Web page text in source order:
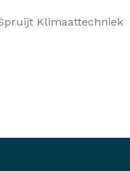
Klimaattechniek